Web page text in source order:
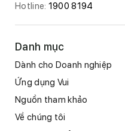
Hotline: 1900 8194
Danh mục
Dành cho Doanh nghiệp
Ứng dụng Vui
Nguồn tham khảo
Về chúng tôi